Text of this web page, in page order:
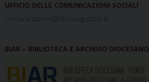
UFFICIO DELLE COMUNICAZIONI SOCIALI
comunicazione@diocesigubbio.it
BIAR – BIBLIOTECA E ARCHIVIO DIOCESANO